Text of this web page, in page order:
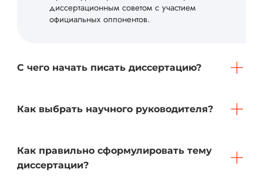
диссертационным советом с участием
официальных оппонентов.
С чего начать писать диссертацию?
Как выбрать научного руководителя?
Как правильно сформулировать тему
диссертации?